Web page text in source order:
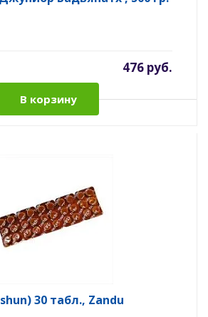
476 руб.
В корзину
30 табл., Zandu